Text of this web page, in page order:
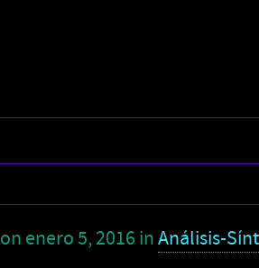
on enero 5, 2016 inAnálisis-